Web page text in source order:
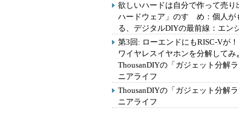
欲しいハードは自分で作って売り
ハードウェア」のすゝめ：個人が
る、デジタルDIYの最前線：エン
第3回: ローエンドにもRISC-Vが
ワイヤレスイヤホンを分解してみ
ThousanDIYの「ガジェット分解
ニアライフ
ThousanDIYの「ガジェット分解
ニアライフ